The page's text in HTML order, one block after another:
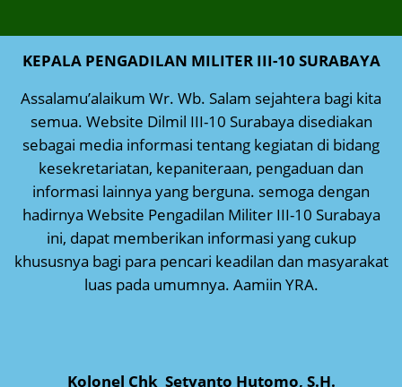
KEPALA PENGADILAN MILITER III-10 SURABAYA
Assalamu’alaikum Wr. Wb. Salam sejahtera bagi kita
semua. Website Dilmil III-10 Surabaya disediakan
sebagai media informasi tentang kegiatan di bidang
kesekretariatan, kepaniteraan, pengaduan dan
informasi lainnya yang berguna. semoga dengan
hadirnya Website Pengadilan Militer III-10 Surabaya
ini, dapat memberikan informasi yang cukup
khususnya bagi para pencari keadilan dan masyarakat
luas pada umumnya. Aamiin YRA.
Kolonel Chk Setyanto Hutomo, S.H.